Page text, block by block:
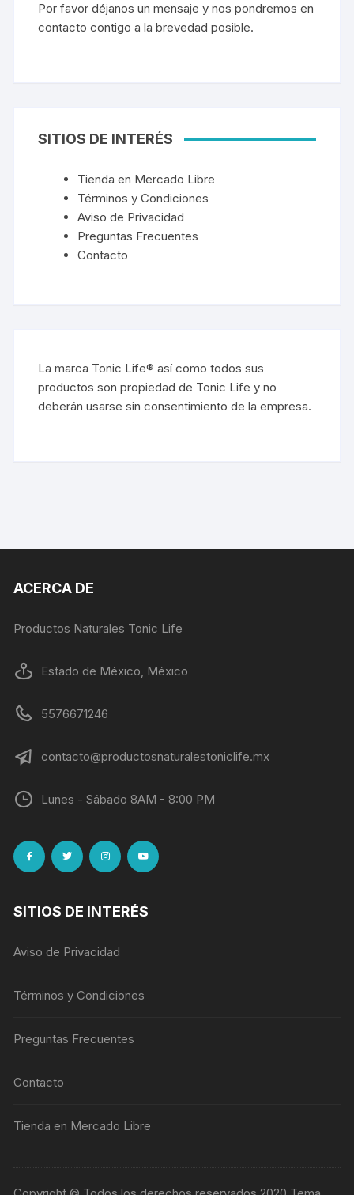
Por favor déjanos un mensaje y nos pondremos en
contacto contigo a la brevedad posible.
SITIOS DE INTERÉS
Tienda en Mercado Libre
Términos y Condiciones
Aviso de Privacidad
Preguntas Frecuentes
Contacto
La marca Tonic Life® así como todos sus
productos son propiedad de Tonic Life y no
deberán usarse sin consentimiento de la empresa.
ACERCA DE
Productos Naturales Tonic Life
Estado de México, México
5576671246
contacto@productosnaturalestoniclife.mx
Lunes - Sábado 8AM - 8:00 PM
SITIOS DE INTERÉS
Aviso de Privacidad
Términos y Condiciones
Preguntas Frecuentes
Contacto
Tienda en Mercado Libre